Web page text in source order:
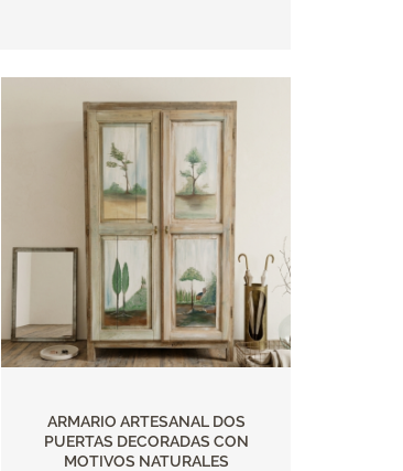
ARMARIO ARTESANAL DOS
PUERTAS DECORADAS CON
MOTIVOS NATURALES